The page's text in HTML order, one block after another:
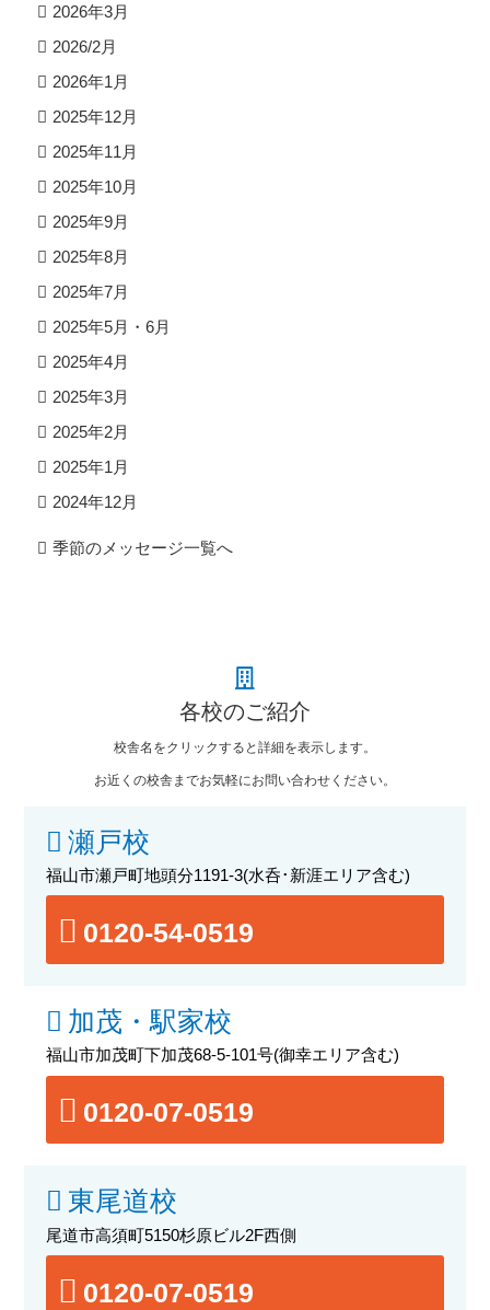
2026年3月
2026/2月
2026年1月
2025年12月
2025年11月
2025年10月
2025年9月
2025年8月
2025年7月
2025年5月・6月
2025年4月
2025年3月
2025年2月
2025年1月
2024年12月
季節のメッセージ一覧へ
各校のご紹介
校舎名をクリックすると詳細を表示します。
お近くの校舎までお気軽にお問い合わせください。
瀬戸校
福山市瀬戸町地頭分1191-3(水呑･新涯エリア含む)
0120-54-0519
加茂・駅家校
福山市加茂町下加茂68-5-101号(御幸エリア含む)
0120-07-0519
東尾道校
尾道市高須町5150杉原ビル2F西側
0120-07-0519